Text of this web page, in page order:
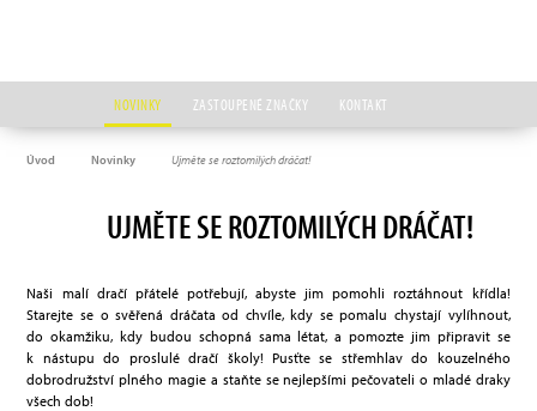
NOVINKY ZASTOUPENÉ ZNAČKY KONTAKT
Úvod Novinky Ujměte se roztomilých dráčat!
UJMĚTE SE ROZTOMILÝCH DRÁČAT!
Naši malí dračí přátelé potřebují, abyste jim pomohli roztáhnout křídla!
Starejte se o svěřená dráčata od chvíle, kdy se pomalu chystají vylíhnout,
do okamžiku, kdy budou schopná sama létat, a pomozte jim připravit se
k nástupu do proslulé dračí školy! Pusťte se střemhlav do kouzelného
dobrodružství plného magie a staňte se nejlepšími pečovateli o mladé draky
všech dob!